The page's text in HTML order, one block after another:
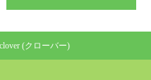
(クローバー)